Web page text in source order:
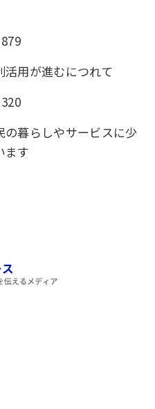
用が進むにつれて
暮らしやサービスに少
ます